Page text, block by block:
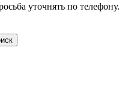
уточнять по телефону.